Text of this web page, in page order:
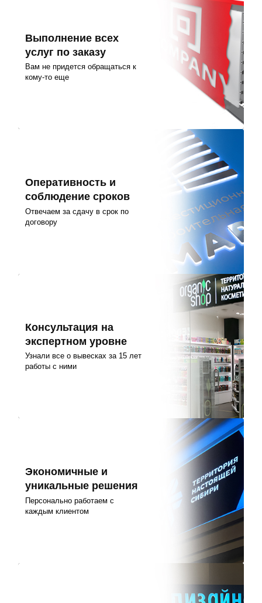
Выполнение всех
услуг по заказу
Вам не придется обращаться к
кому-то еще
Оперативность и
соблюдение сроков
Отвечаем за сдачу в срок по
договору
Консультация на
экспертном уровне
Узнали все о вывесках за 15 лет
работы с ними
Экономичные и
уникальные решения
Персонально работаем с
каждым клиентом